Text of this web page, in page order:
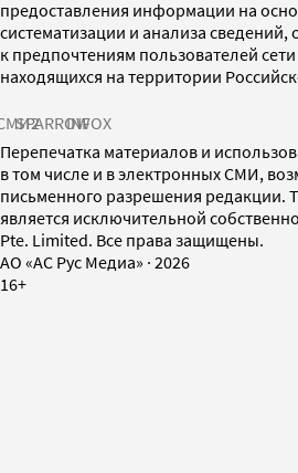
предоставления информации на
систематизации и анализа сведений,
к предпочтениям пользователей
находящихся на территории
SPARROWINFOX
Перепечатка материалов и
в том числе и в электронных СМИ,
письменного разрешения редакции.
является исключительной
Pte. Limited. Все права защищены.
AO «АС Рус Медиа» · 2026
16+